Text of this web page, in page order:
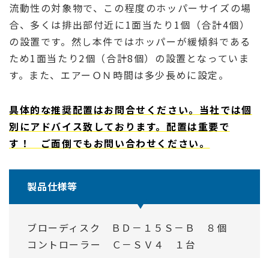
流動性の対象物で、この程度のホッパーサイズの場
合、多くは排出部付近に1面当たり1個（合計4個）
の設置です。然し本件ではホッパーが緩傾斜である
ため1面当たり2個（合計8個）の設置となっていま
す。また、エアーＯＮ時間は多少長めに設定。
具体的な推奨配置はお問合せください。当社では個
別にアドバイス致しております。配置は重要で
す！ ご面倒でもお問い合わせください。
製品仕様等
ブローディスク ＢＤ－１５Ｓ－Ｂ ８個
コントローラー Ｃ－ＳＶ４ １台